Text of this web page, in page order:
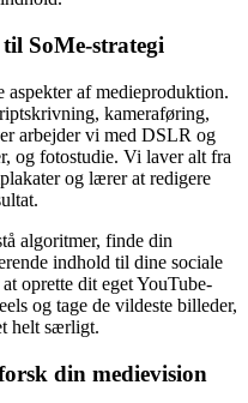
SoMe-strategi
af medieproduktion.
kameraføring,
arbejder vi med DSLR og
og fotostudie. Vi laver alt fra
og lærer at redigere
algoritmer, finde din
indhold til dine sociale
oprette dit eget YouTube-
og tage de vildeste billeder,
helt særligt.
din medievision